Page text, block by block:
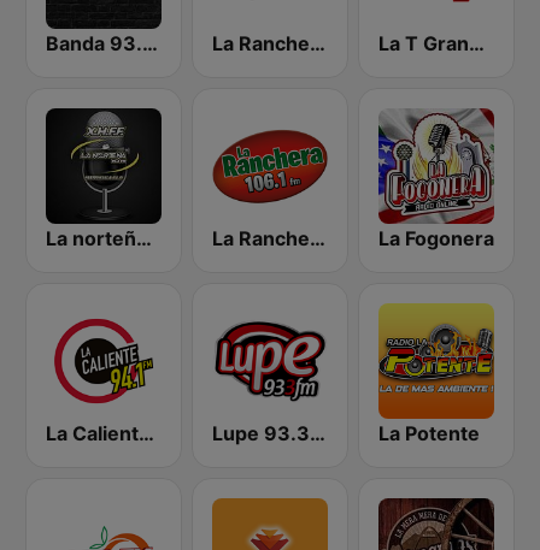
Banda 93.3 FM La Ranchera 1050 AM La T Grande XET 990 AM | Monterrey
La norteña 89.3 FM La Ranchera 106.1 FM La Fogonera
La Caliente 94.1 FM | Monterrey Lupe 93.3 FM La Potente